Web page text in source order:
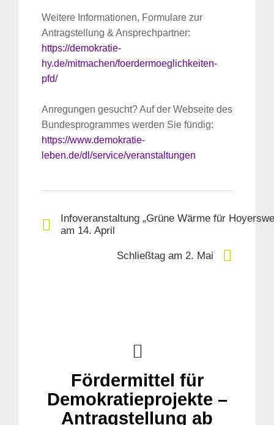
Weitere Informationen, Formulare zur
Antragstellung & Ansprechpartner:
https://demokratie-
hy.de/mitmachen/foerdermoeglichkeiten-
pfd/
Anregungen gesucht? Auf der Webseite des
Bundesprogrammes werden Sie fündig:
https://www.demokratie-
leben.de/dl/service/veranstaltungen
Infoveranstaltung „Grüne Wärme für
am 14. April
Schließtag am 2. Mai
Fördermittel für
Demokratieprojekte –
Antragstellung ab